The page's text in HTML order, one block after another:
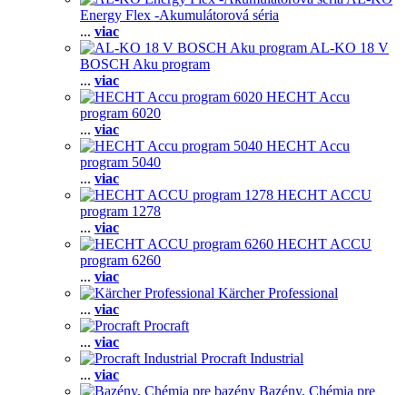
Energy Flex -Akumulátorová séria
... viac
AL-KO 18 V
BOSCH Aku program
... viac
HECHT Accu
program 6020
... viac
HECHT Accu
program 5040
... viac
HECHT ACCU
program 1278
... viac
HECHT ACCU
program 6260
... viac
Kärcher Professional
... viac
Procraft
... viac
Procraft Industrial
... viac
Bazény, Chémia pre